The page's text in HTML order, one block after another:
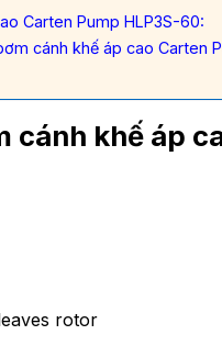
Carten Pump HLP3S-60:
cánh khế áp cao Carten
cánh khế áp
rotor